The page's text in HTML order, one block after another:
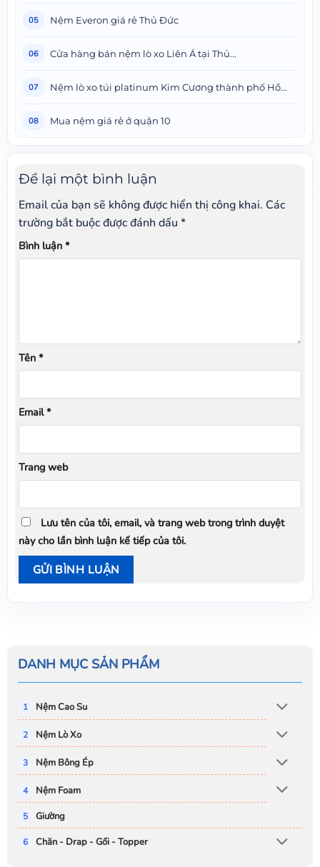
DANH MỤC SẢN PHẨM
Nệm Cao Su
Nệm Lò Xo
Nệm Bông Ép
Nệm Foam
Giường
Chăn - Drap - Gối - Topper
05 Nệm Everon giá rẻ Thủ Đức
06 Cửa hàng bán nệm lò xo Liên Á tại Thủ...
07 Nệm lò xo túi platinum Kim Cương thành phố Hồ...
08 Mua nệm giá rẻ ở quận 10
Để lại một bình luận
Email của bạn sẽ không được hiển thị công khai. Các
trường bắt buộc được đánh dấu *
Bình luận *
Tên *
Email*
Trang web
Lưu tên của tôi, email, và trang web trong trình duyệt
này cho lần bình luận kế tiếp của tôi.